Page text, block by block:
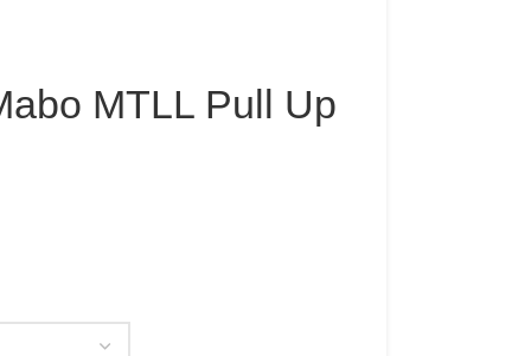
MTLL Pull Up